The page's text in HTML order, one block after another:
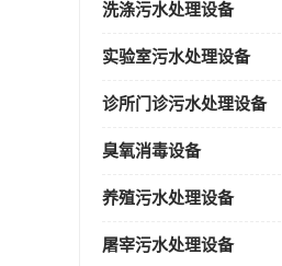
洗涤污水处理设备
实验室污水处理设备
诊所门诊污水处理设备
臭氧消毒设备
养殖污水处理设备
屠宰污水处理设备